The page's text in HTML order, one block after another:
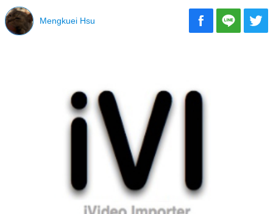
Mengkuei Hsu